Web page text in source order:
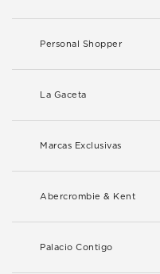
Personal Shopper
La Gaceta
Marcas Exclusivas
Abercrombie & Kent
Palacio Contigo